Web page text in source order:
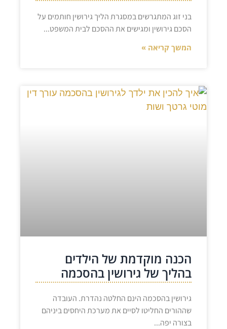
בני זוג המתגרשים במסגרת הליך גירושין חותמים על
הסכם גירושין ומגישים את ההסכם לבית המשפט
המשך קריאה »
הכנה מוקדמת של הילדים
בהליך של גירושין בהסכמה
גירושין בהסכמה הינם החלטה נהדרת. העובדה
שההורים החליטו לסיים את מערכת היחסים ביניהם
בצורה יפה